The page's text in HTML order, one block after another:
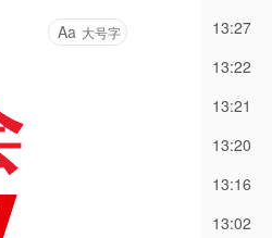
Aa 大号字
13:27
13:22
13:21
13:20
13:16
13:02